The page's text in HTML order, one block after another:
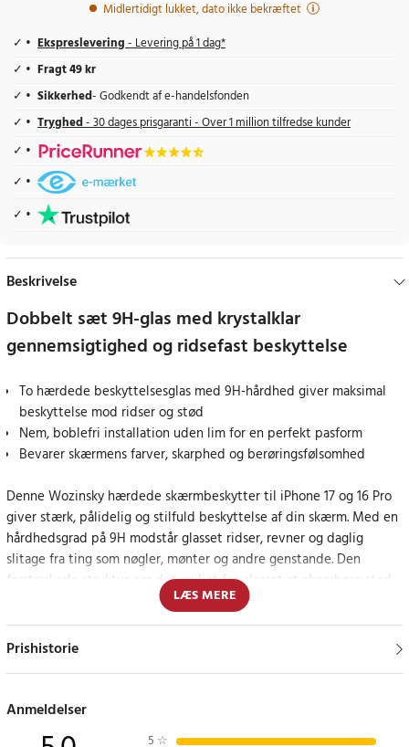
Midlertidigt lukket, dato ikke bekræftet
Ekspreslevering- Levering på 1 dag*
Fragt 49 kr
Sikkerhed- Godkendt af e-handelsfonden
Tryghed- 30 dages prisgaranti - Over 1 million tilfredse kunder
Beskrivelse
Dobbelt sæt 9H-glas med krystalklar
gennemsigtighed og ridsefast beskyttelse
To hærdede beskyttelsesglas med 9H-hårdhed giver maksimal
beskyttelse mod ridser og stød
Nem, boblefri installation uden lim for en perfekt pasform
Bevarer skærmens farver, skarphed og berøringsfølsomhed
Denne Wozinsky hærdede skærmbeskytter til iPhone 17 og 16 Pro
giver stærk, pålidelig og stilfuld beskyttelse af din skærm. Med en
hårdhedsgrad på 9H modstår glasset ridser, revner og daglig
slitage fra ting som nøgler, mønter og andre genstande. Den
forstærkede struktur gør det muligt for glasset at absorbere stød
effektivt og reducerer risikoen for skader i tilfælde af fald.
Skærmbeskytterens høje gennemsigtighed bevarer skærmens
beskyttelse. Takket være den præcise pasform er hele skærmens
LÆS MERE
Prishistorie
Anmeldelser
5 ☆